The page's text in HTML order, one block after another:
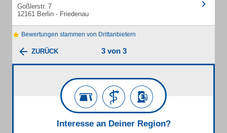
Goßlerstr. 7
12161 Berlin - Friedenau
Bewertungen stammen von Drittanbietern
ZURÜCK 3 von 3
Interesse an Deiner Region?